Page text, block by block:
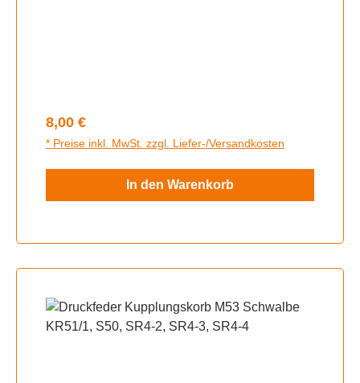
Regulärer Preis:
8,00 €
* Preise inkl. MwSt. zzgl. Liefer-/Versandkosten
In den Warenkorb